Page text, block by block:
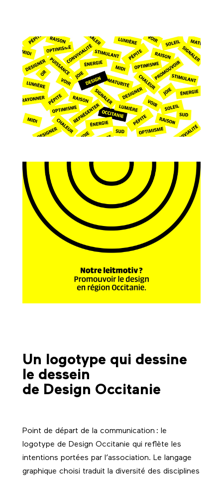
Un logotype qui dessine
le dessein
de Design Occitanie
Point de départ de la communication : le
logotype de Design Occitanie qui reflète les
intentions portées par l’association. Le langage
graphique choisi traduit la diversité des disciplines